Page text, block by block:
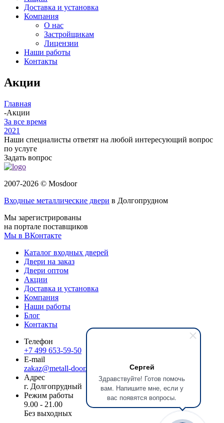
Сергей
Здравствуйте! Готов помочь
вам. Напишите мне, если у
вас появятся вопросы.
Доставка и установка
Компания
О нас
Застройщикам
Лицензии
Наши работы
Контакты
Акции
Главная
-Акции
За все время
2021
Наши специалисты ответят на любой интересующий вопрос
по услуге
Задать вопрос
2007-2026 © Mosdoor
Входные металлические двери в Долгопрудном
Мы зарегистрированы
на портале поставщиков
Мы в ВКонтакте
Каталог входных дверей
Двери на заказ
Двери оптом
Акции
Доставка и установка
Компания
Наши работы
Блог
Контакты
Телефон
+7 499 653-59-50
E-mail
zakaz@metall-door.ru
Адрес
г. Долгопрудный
Режим работы
9.00 - 21.00
Без выходных